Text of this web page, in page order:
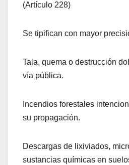
(Artículo 228)
Se tipifican con mayor
Tala, quema o destrucción
vía pública.
Incendios forestales
su propagación.
Descargas de lixiviados,
sustancias químicas en